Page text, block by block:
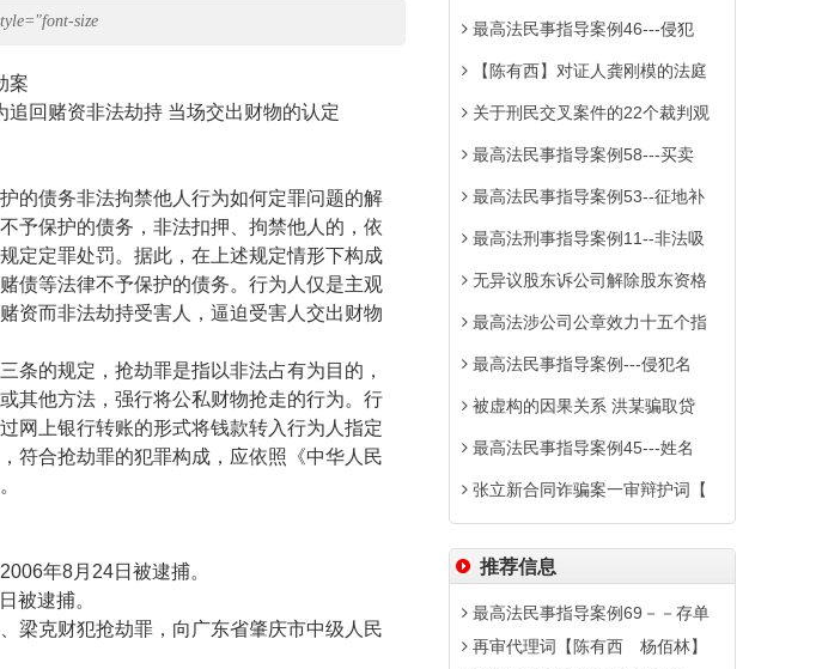
size
案
回赌资非法劫持 当场交出财物的认定
债务非法拘禁他人行为如何定罪问题的解
予保护的债务，非法扣押、拘禁他人的，依
定定罪处罚。据此，在上述规定情形下构成
债等法律不予保护的债务。行为人仅是主观
资而非法劫持受害人，逼迫受害人交出财物
的规定，抢劫罪是指以非法占有为目的，
其他方法，强行将公私财物抢走的行为。行
网上银行转账的形式将钱款转入行为人指定
符合抢劫罪的犯罪构成，应依照《中华人民
2006年8月 24日被逮捕。
日被逮捕。
克财犯抢劫罪，向广东省肇庆市中级人民
最高法民事指导案例46---侵犯
【陈有西】对证人龚刚模的法庭
关于刑民交叉案件的22个裁判观
最高法民事指导案例58---买卖
最高法民事指导案例53--征地补
最高法刑事指导案例11--非法吸
无异议股东诉公司解除股东资格
最高法涉公司公章效力十五个指
最高法民事指导案例---侵犯名
被虚构的因果关系 洪某骗取贷
最高法民事指导案例45---姓名
张立新合同诈骗案一审辩护词【
推荐信息
最高法民事指导案例69－－存单
再审代理词【陈有西 杨佰林】